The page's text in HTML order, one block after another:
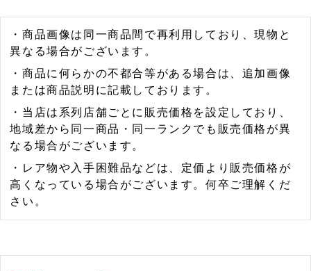
・商品画像は同一商品間で再利用しており、現物と
異なる場合がございます。
・商品に何らかの不都合等がある場合は、追加画像
または商品説明に記載しております。
・当店は系列店舗ごとに販売価格を設定しており、
地域差から同一商品・同一ランクでも販売価格が異
なる場合がございます。
・レア物や入手困難品などは、定価より販売価格が
高くなっている場合がございます。何卒ご理解くだ
さい。